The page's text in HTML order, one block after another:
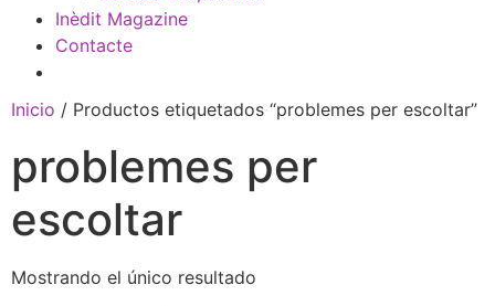
Inèdit Magazine
Contacte
Inicio / Productos etiquetados “problemes per escoltar”
problemes per
escoltar
Mostrando el único resultado